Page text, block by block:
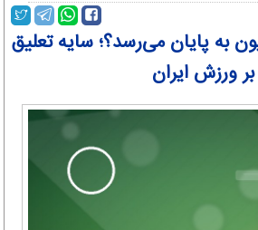
۱۱ فدراسیون به پایان می‌رسد؟؛ سایه تعلیق
بر ورزش ایران